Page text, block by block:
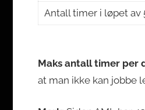
Antall timer i løpet av
Maks antall timer per
at man ikke kan jobbe